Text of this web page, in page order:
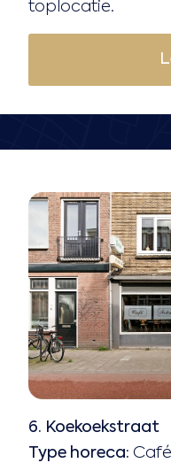
toplocatie.
6. Koekoekstraat
Type horeca: Café